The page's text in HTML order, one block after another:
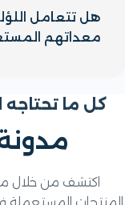
هل تتعامل اللؤلؤة
معداتهم
الشركات، بما في
والأجهزة الرياضية.
ما تحتاجه
مدونة
اكتشف من خلال